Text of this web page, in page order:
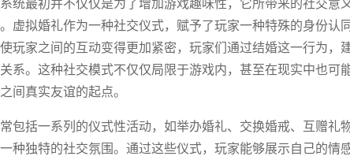
统最初并不仅仅是为了增加游戏趣味性，它所带来的社交意
虚拟婚礼作为一种社交仪式，赋予了玩家一种特殊的身份认
玩家之间的互动变得更加紧密，玩家们通过结婚这一行为，
系。这种社交模式不仅仅局限于游戏内，甚至在现实中也可
间真实友谊的起点。
包括一系列的仪式性活动，如举办婚礼、交换婚戒、互赠礼
种独特的社交氛围。通过这些仪式，玩家能够展示自己的情